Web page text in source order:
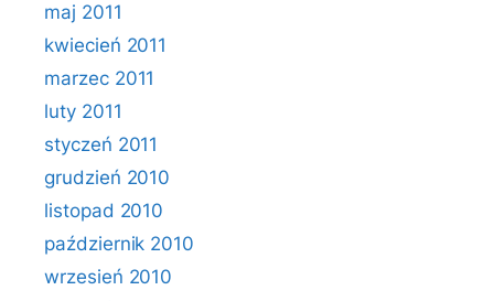
maj 2011
kwiecień 2011
marzec 2011
luty 2011
styczeń 2011
grudzień 2010
listopad 2010
październik 2010
wrzesień 2010